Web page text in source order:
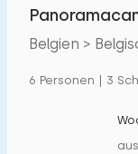
Ardennen
Belgien >
6 Personen | 3